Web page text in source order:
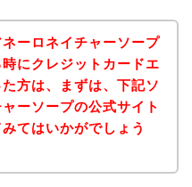
ーロネイチャーソープ
にクレジットカードエ
方は、まずは、下記ソ
ーソープの公式サイト
てはいかがでしょう